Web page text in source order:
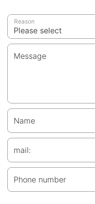
Reason
Message
Name
mail:
Phone number